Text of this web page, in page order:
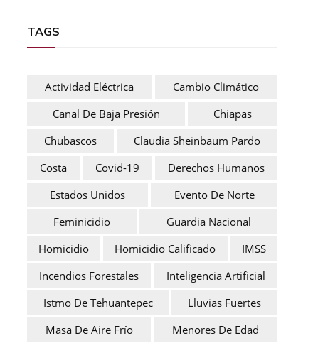
TAGS
Actividad Eléctrica
Cambio Climático
Canal De Baja Presión
Chiapas
Chubascos
Claudia Sheinbaum Pardo
Costa
Covid-19
Derechos Humanos
Estados Unidos
Evento De Norte
Feminicidio
Guardia Nacional
Homicidio
Homicidio Calificado
IMSS
Incendios Forestales
Inteligencia Artificial
Istmo De Tehuantepec
Lluvias Fuertes
Masa De Aire Frío
Menores De Edad